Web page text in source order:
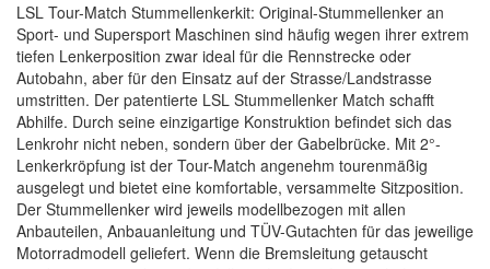
LSL Tour-Match Stummellenkerkit: Original-Stummellenker an
Sport- und Supersport Maschinen sind häufig wegen ihrer extrem
tiefen Lenkerposition zwar ideal für die Rennstrecke oder
Autobahn, aber für den Einsatz auf der Strasse/Landstrasse
umstritten. Der patentierte LSL Stummellenker Match schafft
Abhilfe. Durch seine einzigartige Konstruktion befindet sich das
Lenkrohr nicht neben, sondern über der Gabelbrücke. Mit 2°-
Lenkerkröpfung ist der Tour-Match angenehm tourenmäßig
ausgelegt und bietet eine komfortable, versammelte Sitzposition.
Der Stummellenker wird jeweils modellbezogen mit allen
Anbauteilen, Anbauanleitung und TÜV-Gutachten für das jeweilige
Motorradmodell geliefert. Wenn die Bremsleitung getauscht